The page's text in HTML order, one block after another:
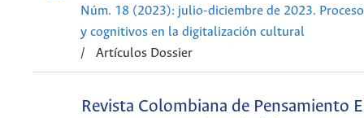
Núm. 18 (2023): julio-diciembre de 2023.
y cognitivos en la digitalización cultural
/
Artículos Dossier
Revista Colombiana de Pensamiento